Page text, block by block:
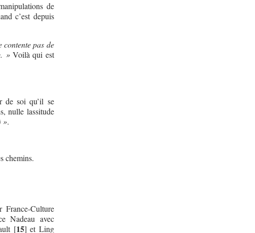
de
c’est depuis
contente pas de
» Voilà qui est
de soi qu’il se
nulle lassitude
».
chemins.
France-Culture
Nadeau avec
[15] et Ling